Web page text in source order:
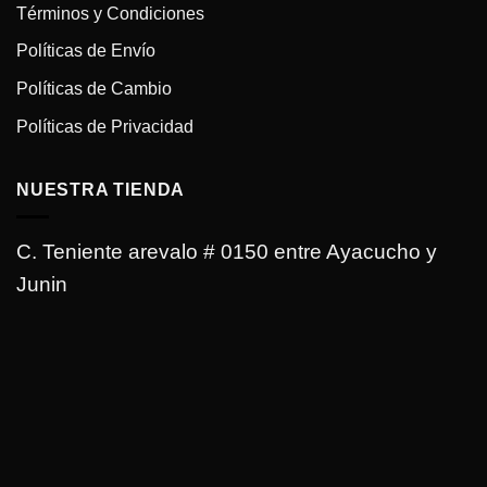
Términos y Condiciones
Políticas de Envío
Políticas de Cambio
Políticas de Privacidad
NUESTRA TIENDA
C. Teniente arevalo # 0150 entre Ayacucho y
Junin